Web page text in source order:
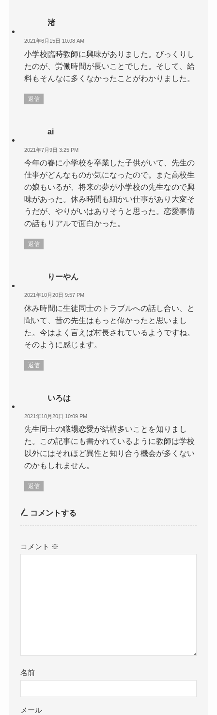
渚
2021年6月15日 10:08 AM
小学校臨時教師に興味がありました。びっくりし
たのが、労働時間が長いことでした。そして、給
料もそんなに多くなかったことがわかりました。
返信
ai
2021年7月9日 3:25 PM
今年の春に小学校を卒業した子供がいて、先生の
仕事がどんなものか気になったので。また高校生
の娘もいるが、将来の夢が小学校の先生なので興
味があった。休み時間も細かい仕事があり大変そ
うだが、やりがいはありそうと思った。恋愛事情
の話もリアルで面白かった。
返信
りーやん
2021年10月20日 9:57 PM
休み時間に生徒同士のトラブルへの話し合い、と
聞いて、昔の先生はもっと偉かったと思いまし
た。今はよく言えば村長されているようですね。
そのように感じます。
返信
いろは
2021年10月20日 10:09 PM
先生同士の職場恋愛が結構多いことを知りまし
た。この記事にも書かれているように教師は学校
以外にはそれほど異性と知り合う機会が多くない
のかもしれません。
返信
コメントする
コメント ※
名前
メール